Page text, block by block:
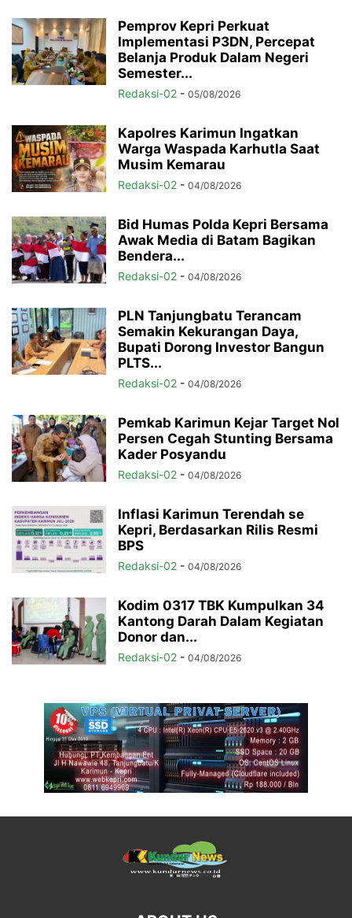
Pemprov Kepri Perkuat
Implementasi P3DN, Percepat
Belanja Produk Dalam Negeri
Semester...
Redaksi-02 - 05/08/2026
Kapolres Karimun Ingatkan
Warga Waspada Karhutla Saat
Musim Kemarau
Redaksi-02 - 04/08/2026
Bid Humas Polda Kepri Bersama
Awak Media di Batam Bagikan
Bendera...
Redaksi-02 - 04/08/2026
PLN Tanjungbatu Terancam
Semakin Kekurangan Daya,
Bupati Dorong Investor Bangun
PLTS...
Redaksi-02 - 04/08/2026
Pemkab Karimun Kejar Target Nol
Persen Cegah Stunting Bersama
Kader Posyandu
Redaksi-02 - 04/08/2026
Inflasi Karimun Terendah se
Kepri, Berdasarkan Rilis Resmi
BPS
Redaksi-02 - 04/08/2026
Kodim 0317 TBK Kumpulkan 34
Kantong Darah Dalam Kegiatan
Donor dan...
Redaksi-02 - 04/08/2026